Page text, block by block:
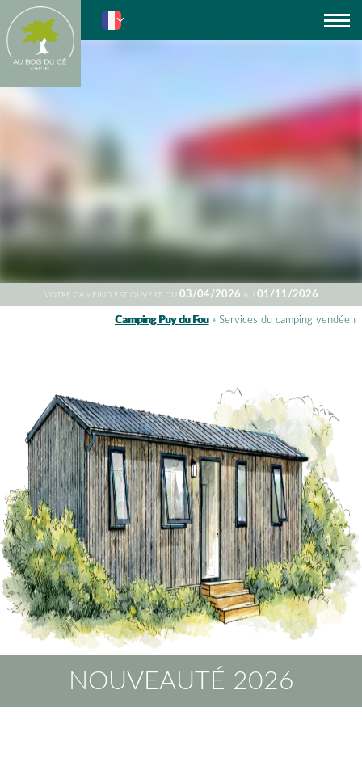
Actus
VOTRE CAMPING EST OUVERT DU 03/04/2026 AU 01/11/2026
Camping Puy du Fou» Services du camping vendéen
NOUVEAUTÉ 2026